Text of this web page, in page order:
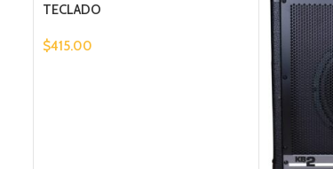
TECLADO
$415.00